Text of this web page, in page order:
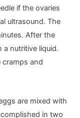
if the ovaries
ultrasound. The
After the
a nutritive liquid.
cramps and
are mixed with
in two